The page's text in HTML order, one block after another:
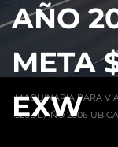
AÑO
META
EXW
MAQUINARIA PARA
320DL AÑO 2006